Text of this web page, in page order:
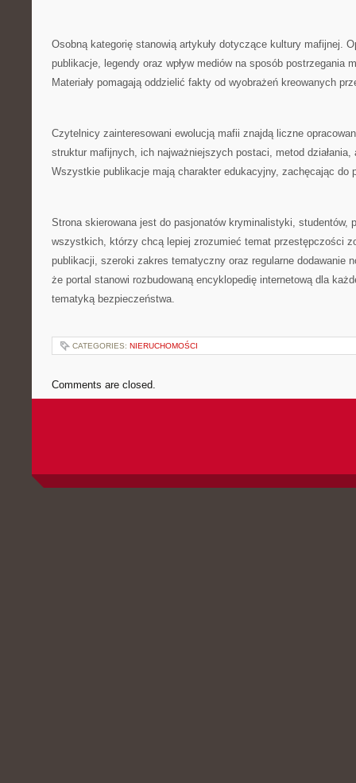
Osobną kategorię stanowią artykuły dotyczące kultury mafijnej.
publikacje, legendy oraz wpływ mediów na sposób postrzegania
Materiały pomagają oddzielić fakty od wyobrażeń kreowanych
Czytelnicy zainteresowani ewolucją mafii znajdą liczne
struktur mafijnych, ich najważniejszych postaci, metod działania,
Wszystkie publikacje mają charakter edukacyjny, zachęcając do
Strona skierowana jest do pasjonatów kryminalistyki, studentów,
wszystkich, którzy chcą lepiej zrozumieć temat przestępczości
publikacji, szeroki zakres tematyczny oraz regularne dodawanie
że portal stanowi rozbudowaną encyklopedię internetową dla
tematyką bezpieczeństwa.
CATEGORIES: NIERUCHOMOŚCI
Comments are closed.